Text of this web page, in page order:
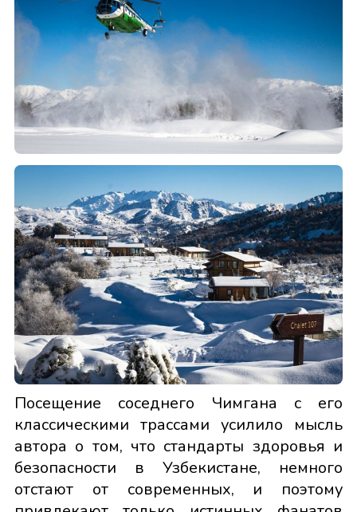
Посещение соседнего Чимгана с его
классическими трассами усилило мысль
автора о том, что стандарты здоровья и
безопасности в Узбекистане, немного
отстают от современных, и поэтому